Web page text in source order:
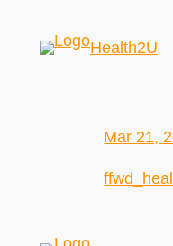
Health2U
Mar 21,